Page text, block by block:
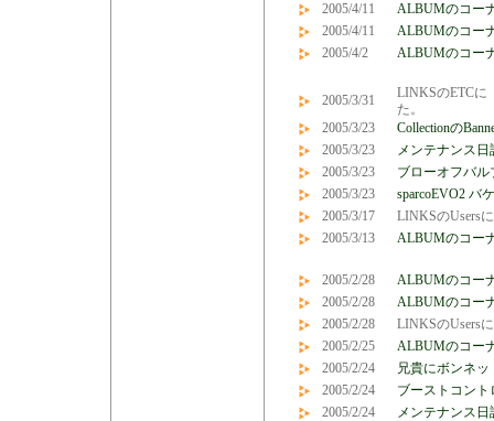
2005/4/11
ALBUMのコー
2005/4/11
ALBUMのコー
2005/4/2
ALBUMのコー
2005/3/31
LINKSのETC
た。
2005/3/23
Collectionの
2005/3/23
メンテナンス
2005/3/23
ブローオフバ
2005/3/23
sparcoEVO2 バ
2005/3/17
LINKSの
2005/3/13
ALBUMのコー
2005/2/28
ALBUMのコー
2005/2/28
ALBUMのコー
2005/2/28
LINKSの
2005/2/25
ALBUMのコー
2005/2/24
兄貴にボンネ
2005/2/24
ブーストコント
2005/2/24
メンテナンス